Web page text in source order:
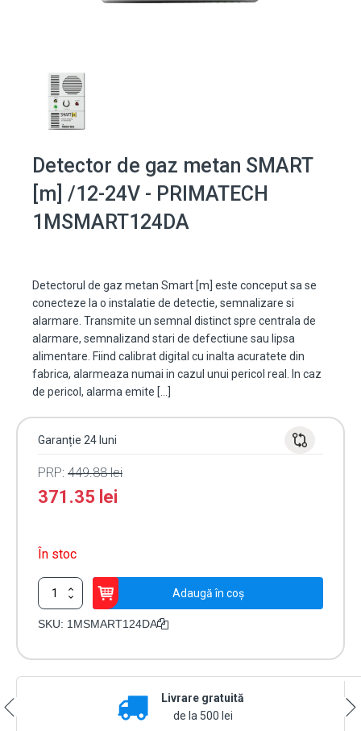
Detector de gaz metan SMART
[m] /12-24V - PRIMATECH
1MSMART124DA
Detectorul de gaz metan Smart [m] este conceput sa se
conecteze la o instalatie de detectie, semnalizare si
alarmare. Transmite un semnal distinct spre centrala de
alarmare, semnalizand stari de defectiune sau lipsa
alimentare. Fiind calibrat digital cu inalta acuratete din
fabrica, alarmeaza numai in cazul unui pericol real. In caz
de pericol, alarma emite […]
Garanție 24 luni
PRP: 449.88lei
371.35 lei
În stoc
Cantitate
Detector
de
Adaugă în coș
SKU: 1MSMART124DA
Livrare gratuită
de la 500 lei